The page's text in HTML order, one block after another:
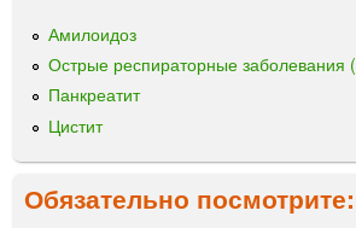
Амилоидоз
Острые респираторные заболевания
Панкреатит
Цистит
Обязательно посмотрите: